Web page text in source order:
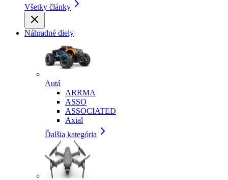
Všetky články
Náhradné diely
Autá
ARRMA
ASSO
ASSOCIATED
Axial
Ďalšia kategória